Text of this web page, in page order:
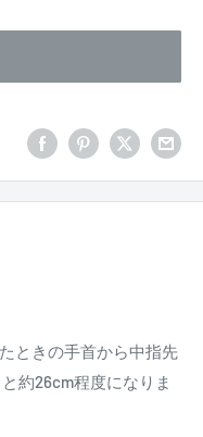
ときの手首から中指先
約26cm程度になりま